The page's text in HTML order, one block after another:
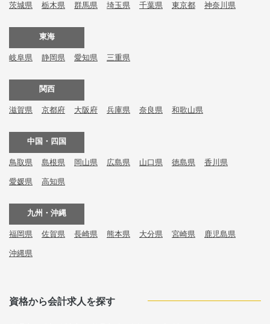
茨城県 栃木県 群馬県 埼玉県 千葉県 東京都 神奈川県
東海
岐阜県 静岡県 愛知県 三重県
関西
滋賀県 京都府 大阪府 兵庫県 奈良県 和歌山県
中国・四国
鳥取県 島根県 岡山県 広島県 山口県 徳島県 香川県
愛媛県 高知県
九州・沖縄
福岡県 佐賀県 長崎県 熊本県 大分県 宮崎県 鹿児島県
沖縄県
資格から会計求人を探す